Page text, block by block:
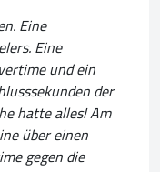
Eine
Eine
und ein
der
hatte alles! Am
über einen
gegen die